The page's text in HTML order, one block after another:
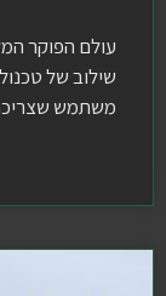
עולם הפוקר
שילוב של
משתמש